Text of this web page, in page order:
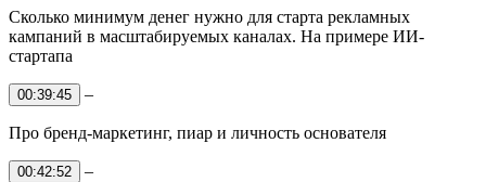
Сколько минимум денег нужно для старта рекламных
кампаний в масштабируемых каналах. На примере ИИ-
стартапа
00:39:45 –
Про бренд-маркетинг, пиар и личность основателя
00:42:52 –